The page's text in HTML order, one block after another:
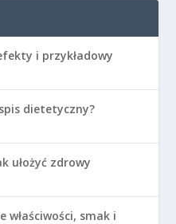
i przykładowy
dietetyczny?
ułożyć zdrowy
właściwości, smak i